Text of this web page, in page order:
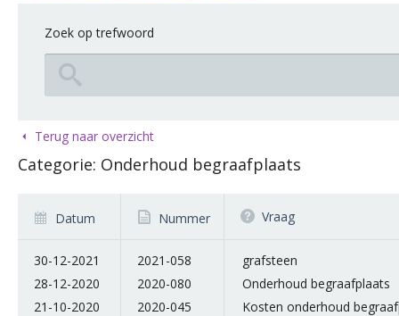
Zoek op trefwoord
Terug naar overzicht
Categorie: Onderhoud begraafplaats
Datum Nummer Vraag
30-12-2021 2021-058
grafsteen
28-12-2020
2020-080
Onderhoud begraafplaats
21-10-2020
2020-045
Kosten onderhoud